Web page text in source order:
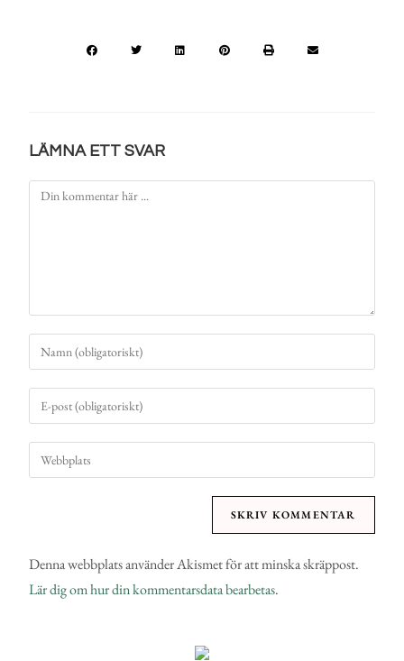
LÄMNA ETT SVAR
Denna webbplats använder Akismet för att minska skräppost.
Lär dig om hur din kommentarsdata bearbetas.